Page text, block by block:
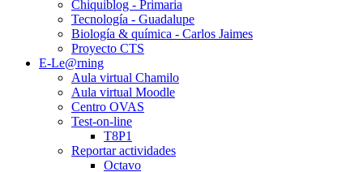
Chiquiblog - Primaria
Tecnología - Guadalupe
Biología & química - Carlos Jaimes
Proyecto CTS
E-Le@rning
Aula virtual Chamilo
Aula virtual Moodle
Centro OVAS
Test-on-line
T8P1
Reportar actividades
Octavo